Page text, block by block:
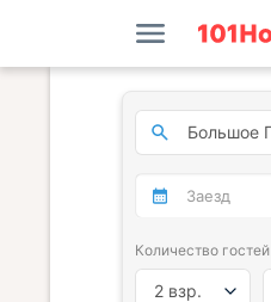
Количество гостей
2 взр.